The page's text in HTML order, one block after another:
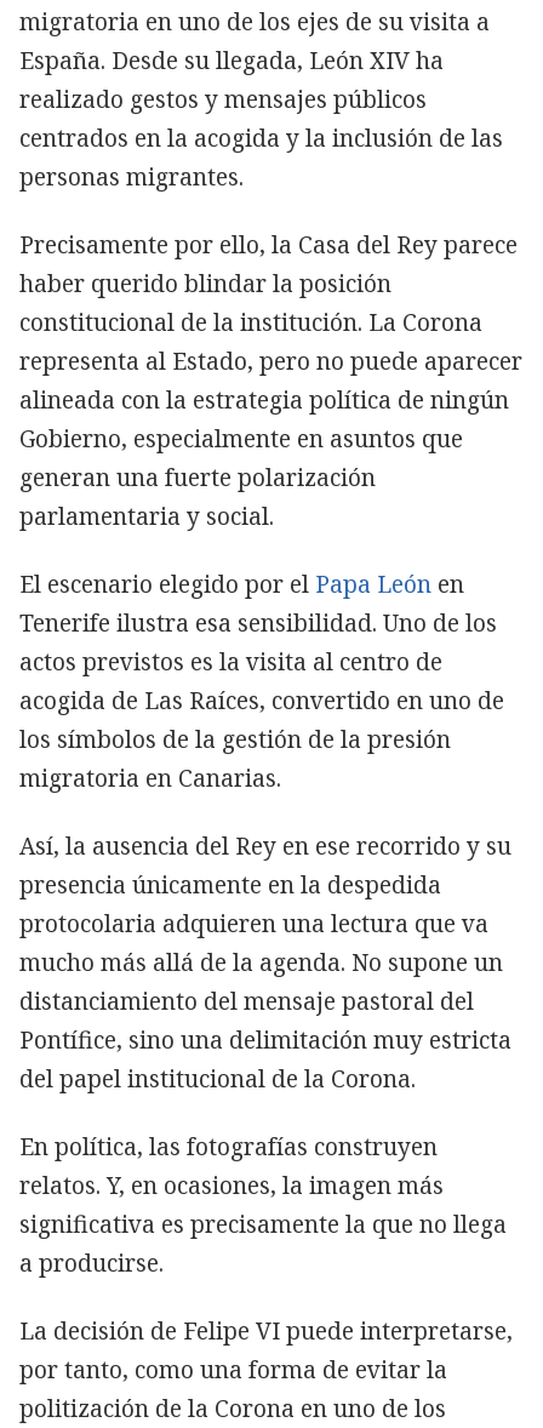
migratoria en uno de los ejes de su visita a
España. Desde su llegada, León XIV ha
realizado gestos y mensajes públicos
centrados en la acogida y la inclusión de las
personas migrantes.
Precisamente por ello, la Casa del Rey parece
haber querido blindar la posición
constitucional de la institución. La Corona
representa al Estado, pero no puede aparecer
alineada con la estrategia política de ningún
Gobierno, especialmente en asuntos que
generan una fuerte polarización
parlamentaria y social.
El escenario elegido por el Papa León en
Tenerife ilustra esa sensibilidad. Uno de los
actos previstos es la visita al centro de
acogida de Las Raíces, convertido en uno de
los símbolos de la gestión de la presión
migratoria en Canarias.
Así, la ausencia del Rey en ese recorrido y su
presencia únicamente en la despedida
protocolaria adquieren una lectura que va
mucho más allá de la agenda. No supone un
distanciamiento del mensaje pastoral del
Pontífice, sino una delimitación muy estricta
del papel institucional de la Corona.
En política, las fotografías construyen
relatos. Y, en ocasiones, la imagen más
significativa es precisamente la que no llega
a producirse.
La decisión de Felipe VI puede interpretarse,
por tanto, como una forma de evitar la
politización de la Corona en uno de los